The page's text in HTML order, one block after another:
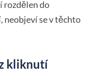
rozdělen do
neobjeví se v těchto
kliknutí